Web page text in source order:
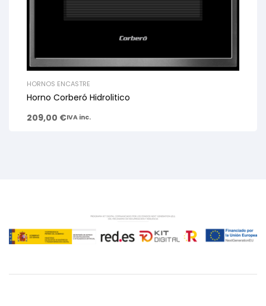
HORNOS ENCASTRE
Horno Corberó Hidrolitico
209,00 €IVA inc.